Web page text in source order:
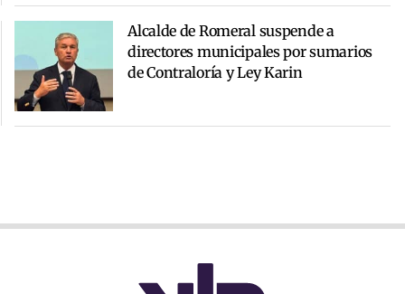
Alcalde de Romeral suspende a
directores municipales por sumarios
de Contraloría y Ley Karin